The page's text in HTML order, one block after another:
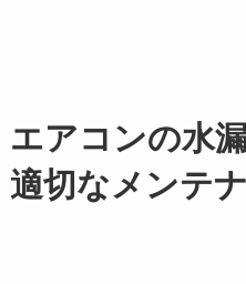
エアコンの水
適切なメンテ